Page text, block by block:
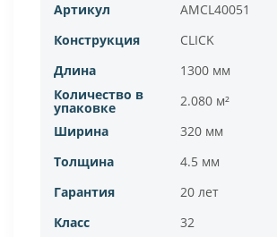
Артикул
Конструкция
Длина
Количество в
упаковке
Ширина
Толщина
Гарантия
Класс
AMCL40051
CLICK
1300 мм
2.080 м²
320 мм
4.5 мм
20 лет
32